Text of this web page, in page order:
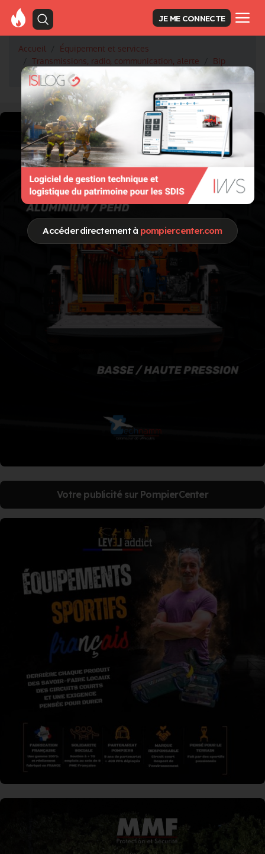
Accéder directement à pompiercenter.com
JE ME CONNECTE
Accueil
Équipement et services
Transmissions, radio, communication, alerte
Bip
Birdy WP
Votre publicité sur PompierCenter